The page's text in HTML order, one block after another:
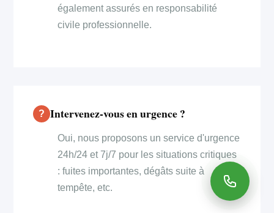
également assurés en responsabilité
civile professionnelle.
Intervenez-vous en urgence ?
Oui, nous proposons un service d'urgence
24h/24 et 7j/7 pour les situations critiques
: fuites importantes, dégâts suite à
tempête, etc.